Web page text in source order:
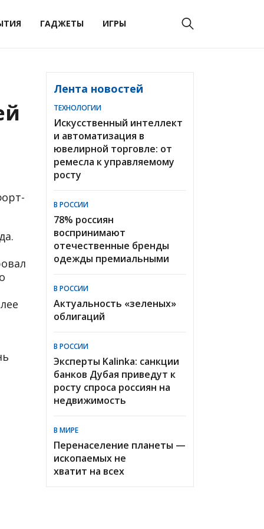
ГАДЖЕТЫ ИГРЫ
Лента новостей
ТЕХНОЛОГИИ
Искусственный интеллект
и автоматизация в
ювелирной торговле: от
ремесла к управляемому
росту
В РОССИИ
78% россиян
воспринимают
отечественные бренды
одежды премиальными
В РОССИИ
Актуальность «зеленых»
облигаций
В РОССИИ
Эксперты Kalinka: санкции
банков Дубая приведут к
росту спроса россиян на
недвижимость
В МИРЕ
Перенаселение планеты —
ископаемых не
хватит на всех